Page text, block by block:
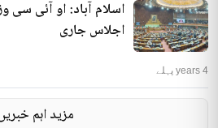
اسلام آباد: او آئی سی
اجلاس جاری
4 years پہلے
مزید اہم